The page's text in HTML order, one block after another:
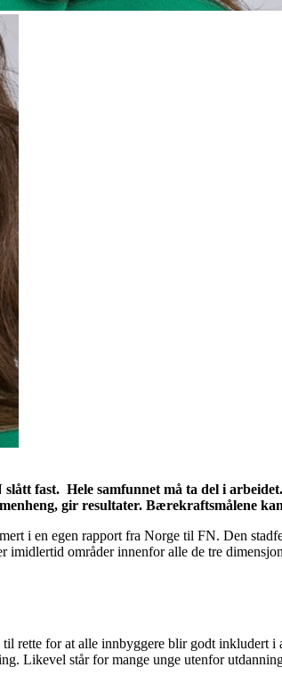
fast. Hele samfunnet må ta del i
gir resultater. Bærekraftsmålene
i en egen rapport fra Norge til FN. Den
områder innenfor alle de tre
rette for at alle innbyggere blir godt inkludert
Likevel står for mange unge utenfor